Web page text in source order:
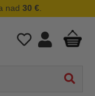
nad 30 €